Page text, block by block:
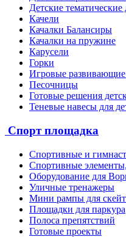
Детские
Качели
Качалки Балансиры
Качалки на пружине
Карусели
Горки
Игровые
Песочницы
Готовые решения
Теневые навесы для
Спорт площадка
Спортивные и
Спортивные
Оборудование для
Уличные тренажеры
Мини рампы для скейт
Площадки для паркура
Полоса препятствий
Готовые проекты